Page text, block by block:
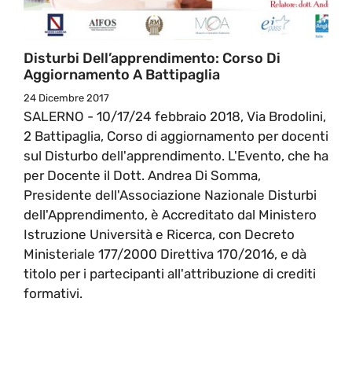
Disturbi Dell’apprendimento: Corso Di
Aggiornamento A Battipaglia
24 Dicembre 2017
SALERNO - 10/17/24 febbraio 2018, Via Brodolini,
2 Battipaglia, Corso di aggiornamento per docenti
sul Disturbo dell'apprendimento. L'Evento, che ha
per Docente il Dott. Andrea Di Somma,
Presidente dell'Associazione Nazionale Disturbi
dell'Apprendimento, è Accreditato dal Ministero
Istruzione Università e Ricerca, con Decreto
Ministeriale 177/2000 Direttiva 170/2016, e dà
titolo per i partecipanti all'attribuzione di crediti
formativi.